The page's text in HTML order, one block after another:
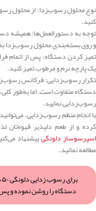
نوع محلول رسوب‌زدا: از محلول
کنید.
توجه به دستورالعمل‌ها: همیشه
و روی بسته‌بندی محلول رسوب‌زدا
تمیز کردن دستگاه: پس از اتمام
یک پارچه نرم و مرطوب تمیز کنید.
تکرار رسوب‌زدایی: فرکانس
رسوب‌زدایی نمایید.
با انجام منظم رسوب‌زدایی،
کرده و از طعم دلپذیر قهوه‌تان
اسپرسوساز دلونگیپیشنهاد
مطالعه نمائید.
دستگاه را روشن نموده و